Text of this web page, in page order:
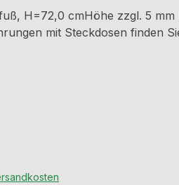
H=72,0 cmHöhe zzgl. 5
mit Steckdosen finden